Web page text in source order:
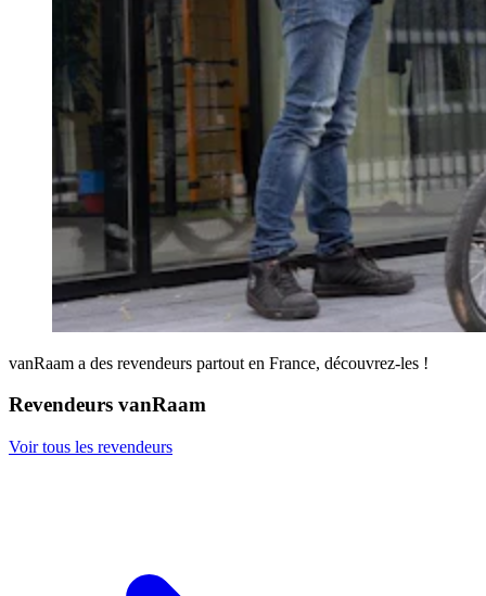
vanRaam a des revendeurs partout en France, découvrez-les !
Revendeurs vanRaam
Voir tous les revendeurs